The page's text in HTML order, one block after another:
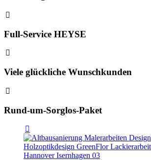
Full-Service HEYSE
Viele glückliche Wunschkunden
Rund-um-Sorglos-Paket